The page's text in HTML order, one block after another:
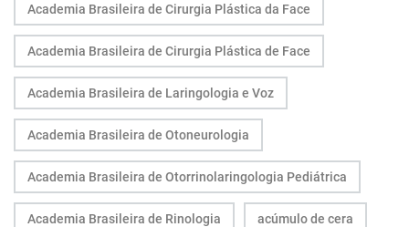
Academia Brasileira de Cirurgia Plástica da Face
Academia Brasileira de Cirurgia Plástica de Face
Academia Brasileira de Laringologia e Voz
Academia Brasileira de Otoneurologia
Academia Brasileira de Otorrinolaringologia Pediátrica
Academia Brasileira de Rinologia acúmulo de cera